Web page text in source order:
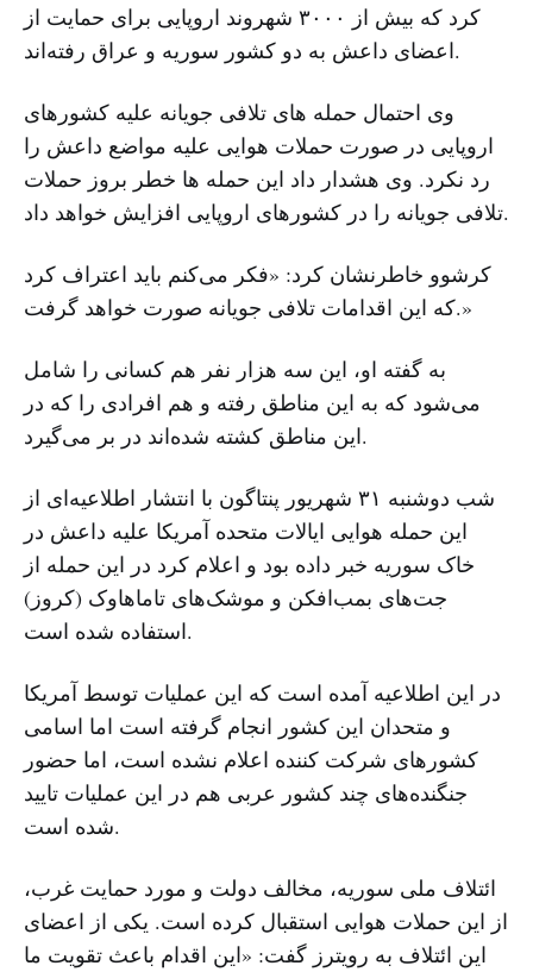
کرد که بیش از ۳۰۰۰ شهروند اروپایی برای حمایت از
اعضای داعش به دو کشور سوریه و عراق رفته‌اند.
وی احتمال حمله های تلافی جویانه علیه کشورهای
اروپایی در صورت حملات هوایی علیه مواضع داعش را
رد نکرد. وی هشدار داد این حمله ها خطر بروز حملات
تلافی جویانه را در کشورهای اروپایی افزایش خواهد داد.
کرشوو خاطرنشان کرد: «فکر می‌کنم باید اعتراف کرد
که این اقدامات تلافی جویانه صورت خواهد گرفت.»
به گفته او، این سه هزار نفر هم کسانی را شامل
می‌شود که به این مناطق رفته و هم افرادی را که در
این مناطق کشته شده‌اند در بر می‌گیرد.
شب دوشنبه ۳۱ شهریور پنتاگون با انتشار اطلاعیه‌ای از
این حمله هوایی ایالات متحده آمریکا علیه داعش در
خاک سوریه خبر داده بود و اعلام کرد در این حمله از
جت‌های بمب‌افکن و موشک‌های تاماهاوک (کروز)
استفاده شده است.
در این اطلاعیه آمده است که این عملیات توسط آمریکا
و متحدان این کشور انجام گرفته است اما اسامی
کشورهای شرکت کننده اعلام نشده است، اما حضور
جنگنده‌های چند کشور عربی هم در این عملیات تایید
شده است.
ائتلاف ملی سوریه، مخالف دولت و مورد حمایت غرب،
از این حملات هوایی استقبال کرده است. یکی از اعضای
این ائتلاف به رویترز گفت: «این اقدام باعث تقویت ما